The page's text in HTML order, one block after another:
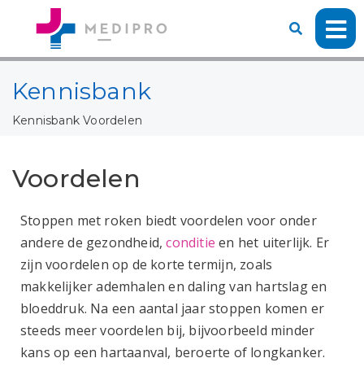
Kennisbank
Kennisbank Voordelen
Voordelen
Stoppen met roken biedt voordelen voor onder
andere de gezondheid,conditie en het uiterlijk. Er
zijn voordelen op de korte termijn, zoals
makkelijker ademhalen en daling van hartslag en
bloeddruk. Na een aantal jaar stoppen komen er
steeds meer voordelen bij, bijvoorbeeld minder
kans op een hartaanval, beroerte of longkanker.